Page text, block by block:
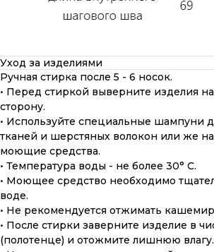
Уход за изделиями
Ручная стирка после 5 - 6 носок.
• Перед стиркой выверните изделия
сторону.
• Используйте специальные шампуни
тканей и шерстяных волокон или же
моющие средства.
• Температура воды - не более 30° С.
• Моющее средство необходимо
воде.
• Не рекомендуется отжимать
• После стирки заверните изделие в
(полотенце) и отожмите лишнюю влагу.